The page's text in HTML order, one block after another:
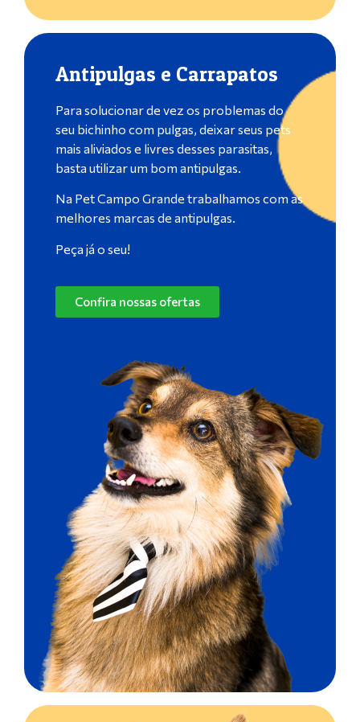
Antipulgas e Carrapatos
Para solucionar de vez os problemas do
seu bichinho com pulgas, deixar seus pets
mais aliviados e livres desses parasitas,
basta utilizar um bom antipulgas.
Na Pet Campo Grande trabalhamos com as
melhores marcas de antipulgas.
Peça já o seu!
Confira nossas ofertas